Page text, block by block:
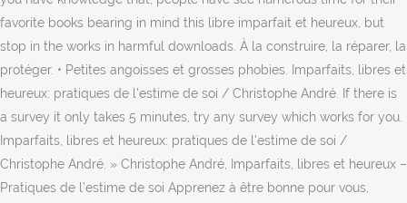
favorite books bearing in mind this libre imparfait et heureux, but
stop in the works in harmful downloads. À la construire, la réparer, la
protéger. • Petites angoisses et grosses phobies. Imparfaits, libres et
heureux: pratiques de l'estime de soi / Christophe André. If there is
a survey it only takes 5 minutes, try any survey which works for you.
Imparfaits, libres et heureux: pratiques de l'estime de soi /
Christophe André. » Christophe André, Imparfaits, libres et heureux –
Pratiques de l’estime de soi Apprenez à être bonne pour vous,